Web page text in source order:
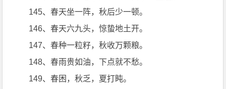
145、春天坐一阵，秋后少一顿。
146、春天六九头，惊蛰地土开。
147、春种一粒籽，秋收万颗粮。
148、春雨贵如油，下点就不愁。
149、春困，秋乏，夏打盹。